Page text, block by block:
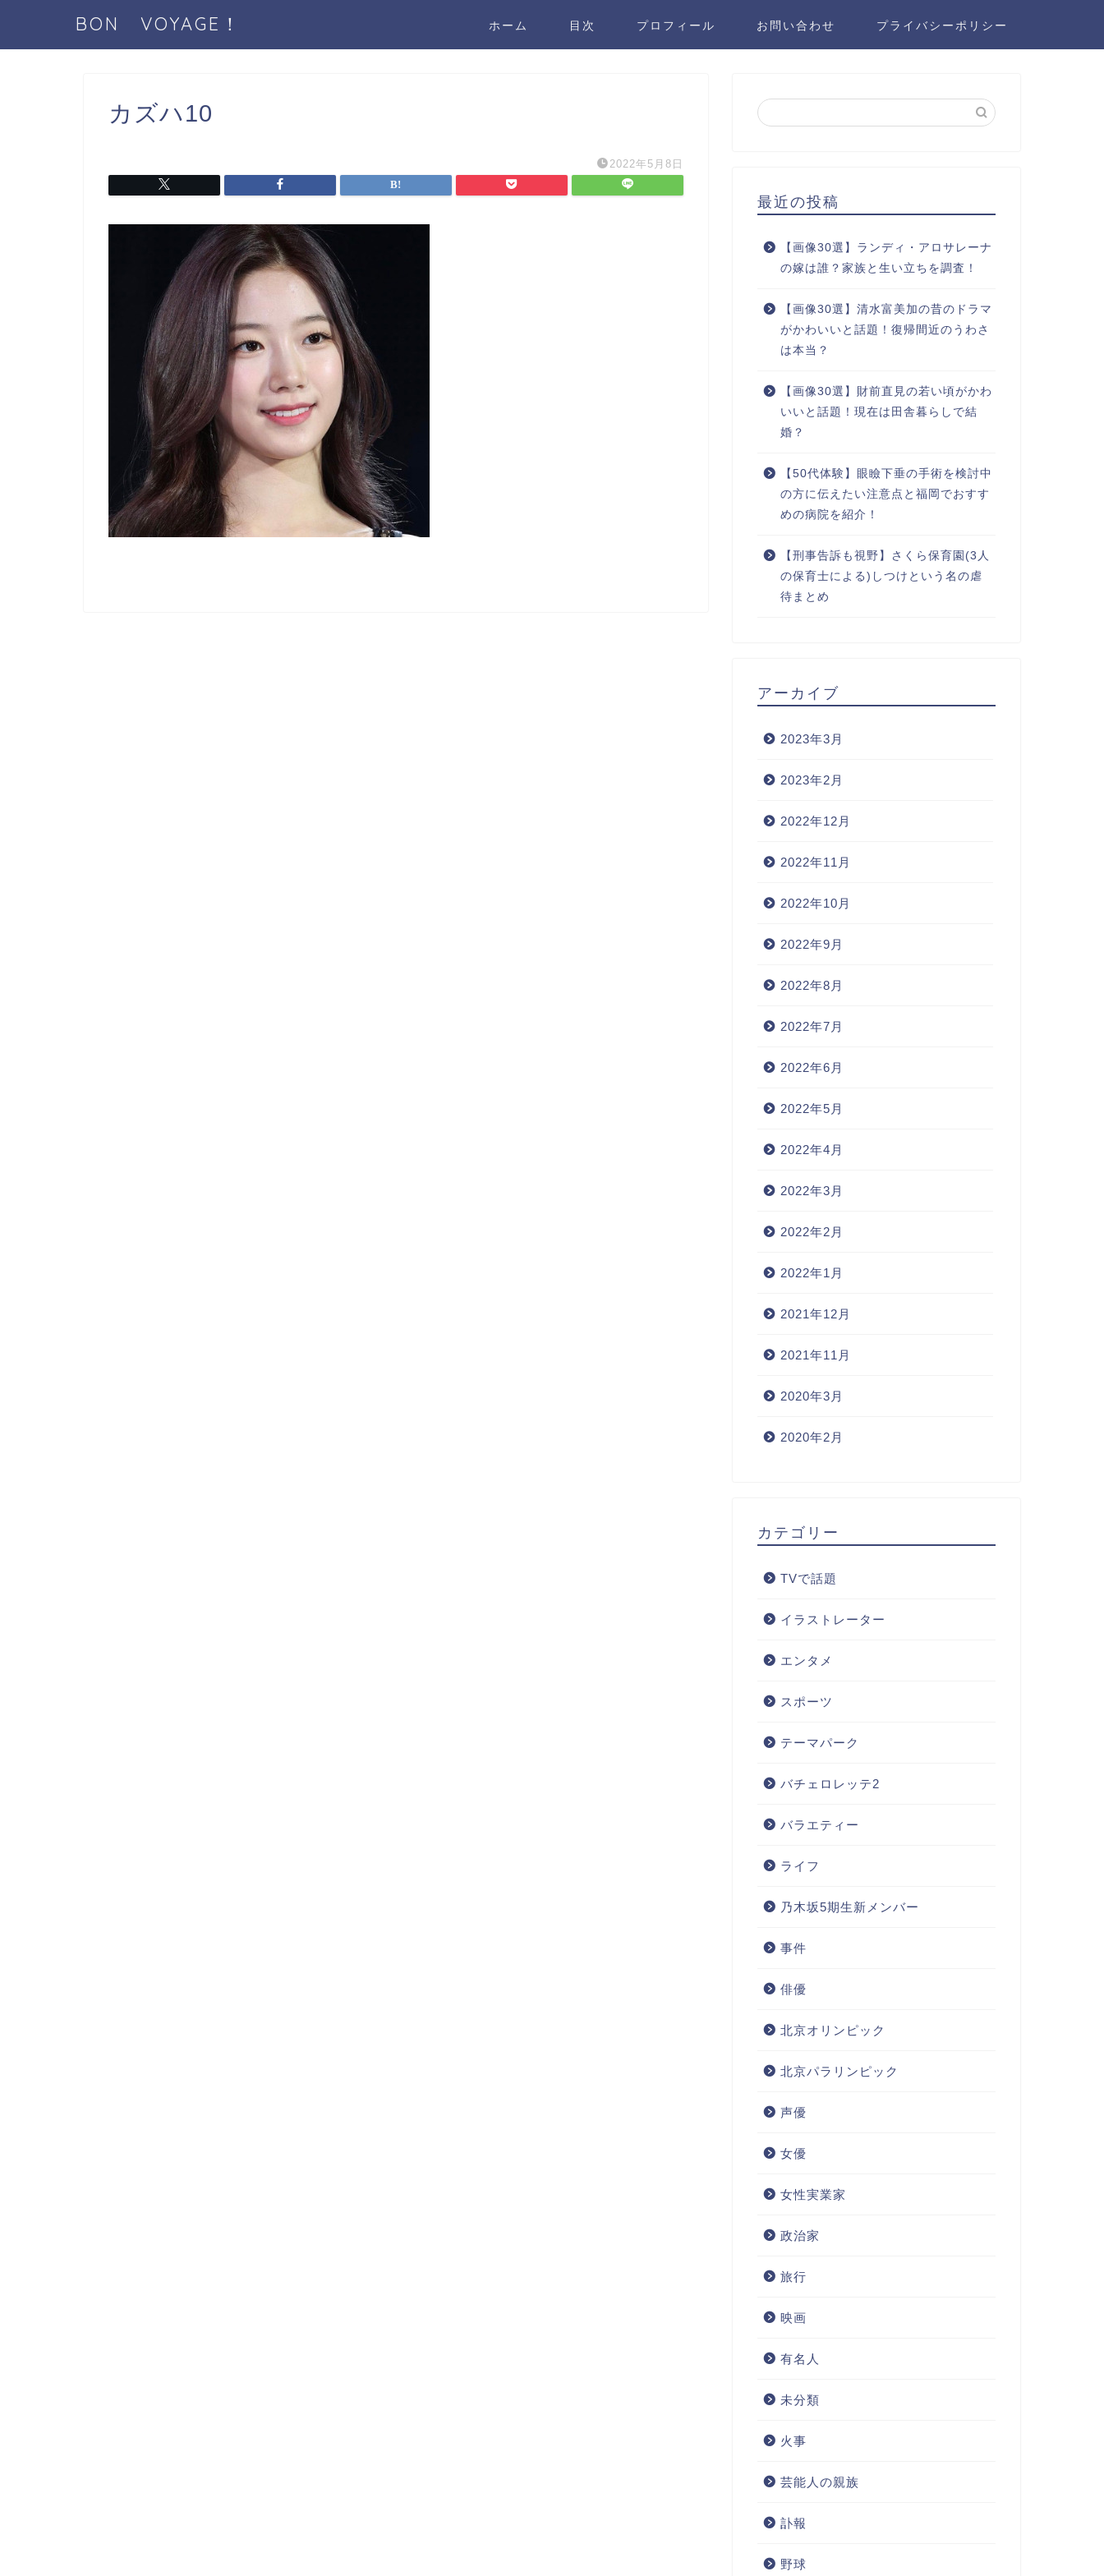
BON VOYAGE！ ホーム 目次 プロフィール お問い合わせ プライバシーポリシー
カズハ10
2022年5月8日
最近の投稿
【画像30選】ランディ・アロサレーナ
の嫁は誰？家族と生い立ちを調査！
【画像30選】清水富美加の昔のドラマ
がかわいいと話題！復帰間近のうわさ
は本当？
【画像30選】財前直見の若い頃がかわ
いいと話題！現在は田舎暮らしで結
婚？
【50代体験】眼瞼下垂の手術を検討中
の方に伝えたい注意点と福岡でおすす
めの病院を紹介！
【刑事告訴も視野】さくら保育園(3人
の保育士による)しつけという名の虐
待まとめ
アーカイブ
2023年3月
2023年2月
2022年12月
2022年11月
2022年10月
2022年9月
2022年8月
2022年7月
2022年6月
2022年5月
2022年4月
2022年3月
2022年2月
2022年1月
2021年12月
2021年11月
2020年3月
2020年2月
カテゴリー
TVで話題
イラストレーター
エンタメ
スポーツ
テーマパーク
バチェロレッテ2
バラエティー
ライフ
乃木坂5期生新メンバー
事件
俳優
北京オリンピック
北京パラリンピック
声優
女優
女性実業家
政治家
旅行
映画
有名人
未分類
火事
芸能人の親族
訃報
野球